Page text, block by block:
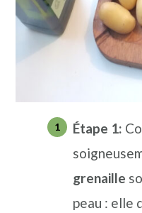
Étape 1:
grenaille
peau : elle